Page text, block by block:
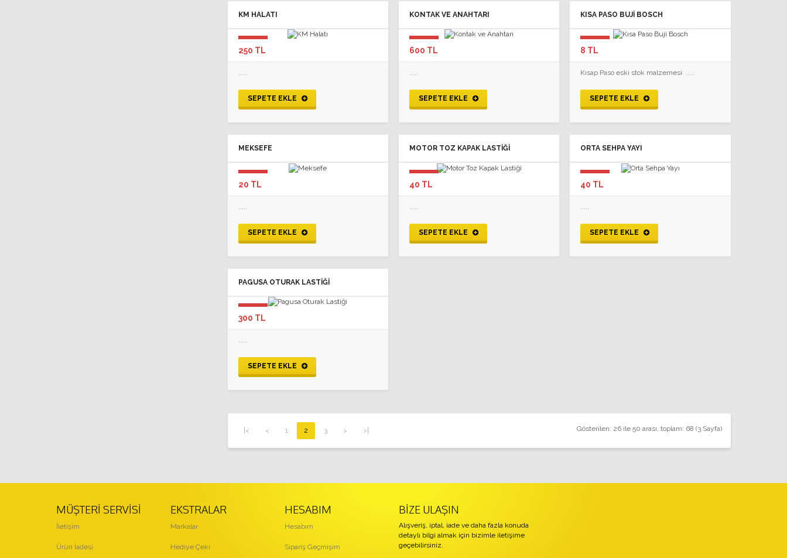
KM HALATI
250 TL
.....
SEPETE EKLE
KONTAK VE ANAHTARI
600 TL
.....
SEPETE EKLE
KISA PASO BUJI BOSCH
8 TL
Kısap Paso eski stok malzemesi .....
SEPETE EKLE
MEKSEFE
20 TL
SEPETE EKLE
MOTOR TOZ KAPAK LASTIĞI
40 TL
SEPETE EKLE
ORTA SEHPA YAYI
40 TL
SEPETE EKLE
PAGUSA OTURAK LASTIĞI
300 TL
.....
SEPETE EKLE
|< < 1 2 3 > >| Gösterilen: 26 ile 50 arası, toplam: 68 (3 Sayfa)
MÜŞTERI SERVISI
İletişim
Ürün İadesi
EKSTRALAR
Markalar
Hediye Çeki
HESABIM
Hesabım
Sipariş Geçmişim
BIZE ULAŞIN
Alışveriş, iptal, iade ve daha fazla konuda
detaylı bilgi almak için bizimle iletişime
geçebilirsiniz.